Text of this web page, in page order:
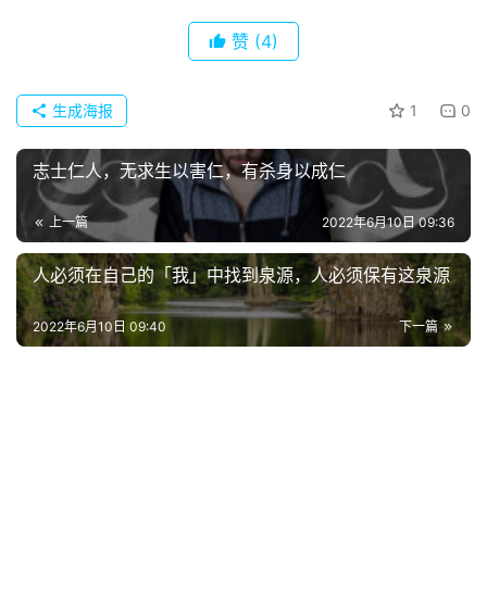
用
贺
词
网
络
热
词
电
赞 (4)
1 0
生成海报
志士仁人，无求生以害仁，有杀身以成仁
上一篇 2022年6月10日 09:36
人必须在自己的「我」中找到泉源，人必须保有这泉源
下一篇
2022年6月10日 09:40